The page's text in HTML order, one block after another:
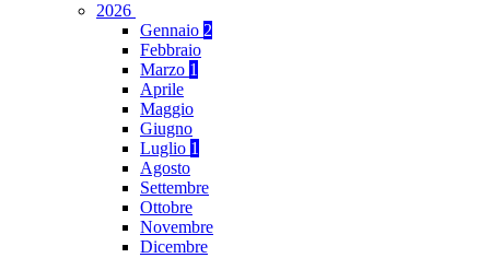
2026
Gennaio 2
Febbraio
Marzo 1
Aprile
Maggio
Giugno
Luglio 1
Agosto
Settembre
Ottobre
Novembre
Dicembre